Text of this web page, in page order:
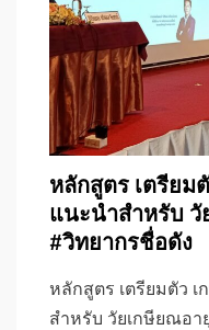
หลักสูตร เตรีย
แนะนำสำหรับ
#วิทยากรชื่อดัง
หลักสูตร เตรียมตัว
สำหรับ วัยเกษียณอา